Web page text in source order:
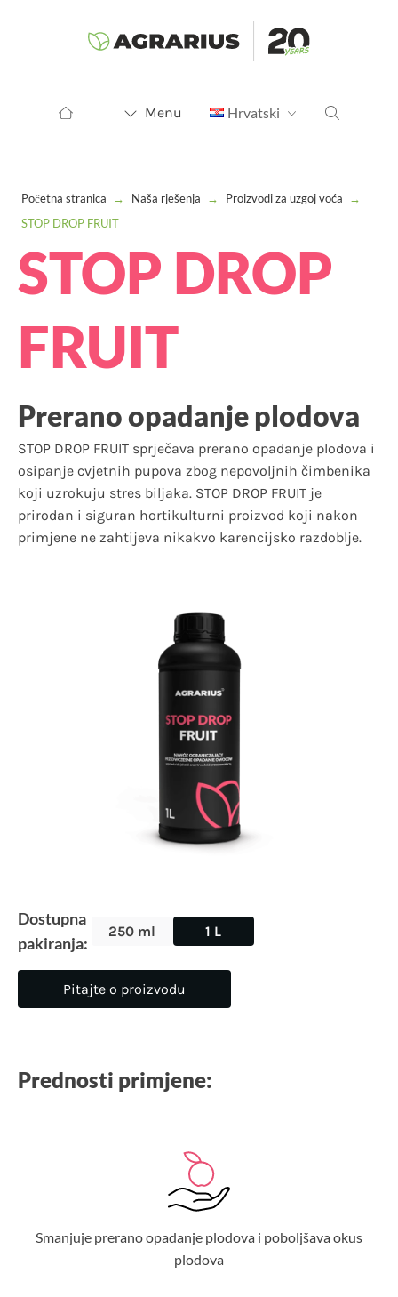
Menu Hrvatski
Početna stranica → Naša rješenja → Proizvodi za uzgoj voća
→
STOP DROP FRUIT
STOP DROP
FRUIT
Prerano opadanje plodova
STOP DROP FRUIT sprječava prerano opadanje plodova i
osipanje cvjetnih pupova zbog nepovoljnih čimbenika
koji uzrokuju stres biljaka. STOP DROP FRUIT je
prirodan i siguran hortikulturni proizvod koji nakon
primjene ne zahtijeva nikakvo karencijsko razdoblje.
Dostupna
pakiranja:
250 ml 1 L
Pitajte o proizvodu
Prednosti primjene:
Smanjuje prerano opadanje plodova i poboljšava okus
plodova